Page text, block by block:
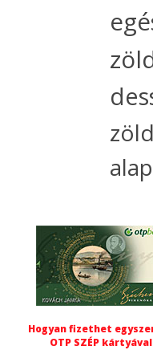
Hogyan fizethet
OTP SZÉP kártyával